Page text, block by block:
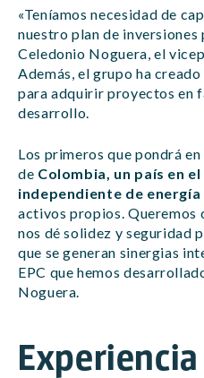
«Teníamos necesidad de
nuestro plan de inversiones
Celedonio Noguera, el
Además, el grupo ha creado
para adquirir proyectos en
desarrollo.
Los primeros que pondrá
de Colombia, un país en
independiente de energía
activos propios. Queremos
nos dé solidez y seguridad
que se generan sinergias
EPC que hemos
Noguera.
Experiencia